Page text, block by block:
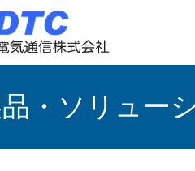
・ソリュー